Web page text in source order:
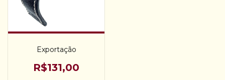
Exportação
R$131,00